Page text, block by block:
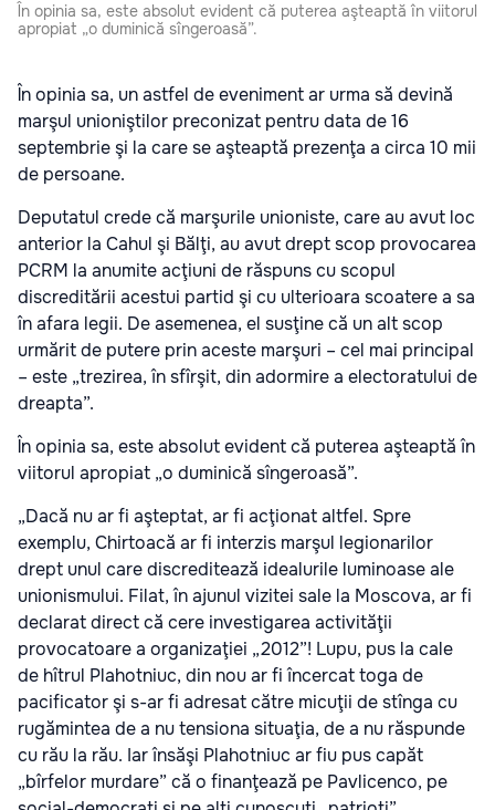
În opinia sa, este absolut evident că puterea aşteaptă în viitorul
apropiat „o duminică sîngeroasă”.
În opinia sa, un astfel de eveniment ar urma să devină
marşul unioniştilor preconizat pentru data de 16
septembrie şi la care se aşteaptă prezenţa a circa 10 mii
de persoane.
Deputatul crede că marşurile unioniste, care au avut loc
anterior la Cahul şi Bălţi, au avut drept scop provocarea
PCRM la anumite acţiuni de răspuns cu scopul
discreditării acestui partid şi cu ulterioara scoatere a sa
în afara legii. De asemenea, el susţine că un alt scop
urmărit de putere prin aceste marşuri – cel mai principal
– este „trezirea, în sfîrşit, din adormire a electoratului de
dreapta”.
În opinia sa, este absolut evident că puterea aşteaptă în
viitorul apropiat „o duminică sîngeroasă”.
„Dacă nu ar fi aşteptat, ar fi acţionat altfel. Spre
exemplu, Chirtoacă ar fi interzis marşul legionarilor
drept unul care discreditează idealurile luminoase ale
unionismului. Filat, în ajunul vizitei sale la Moscova, ar fi
declarat direct că cere investigarea activităţii
provocatoare a organizaţiei „2012”! Lupu, pus la cale
de hîtrul Plahotniuc, din nou ar fi încercat toga de
pacificator şi s-ar fi adresat către micuţii de stînga cu
rugămintea de a nu tensiona situaţia, de a nu răspunde
cu rău la rău. Iar însăşi Plahotniuc ar fiu pus capăt
„bîrfelor murdare” că o finanţează pe Pavlicenco, pe